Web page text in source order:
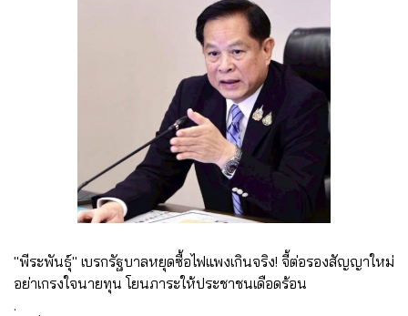
"พีระพันธุ์" เบรกรัฐบาลหยุดซื้อไฟแพงเกินจริง! จี้ต่อรองสัญญาใหม่
อย่าเกรงใจนายทุน โยนภาระให้ประชาชนเดือดร้อน
.